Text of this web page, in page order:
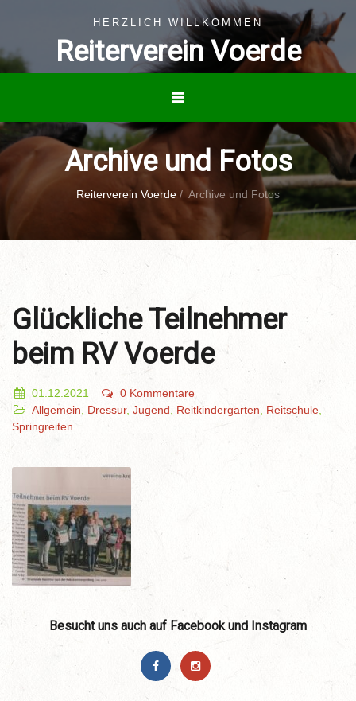
HERZLICH WILLKOMMEN
Reiterverein Voerde
Archive und Fotos
Reiterverein Voerde / Archive und Fotos
Glückliche Teilnehmer
beim RV Voerde
01.12.2021
0 Kommentare
Allgemein
Dressur, Jugend Reitkindergarten Reitschule
Springreiten
Besucht uns auch auf Facebook und Instagram